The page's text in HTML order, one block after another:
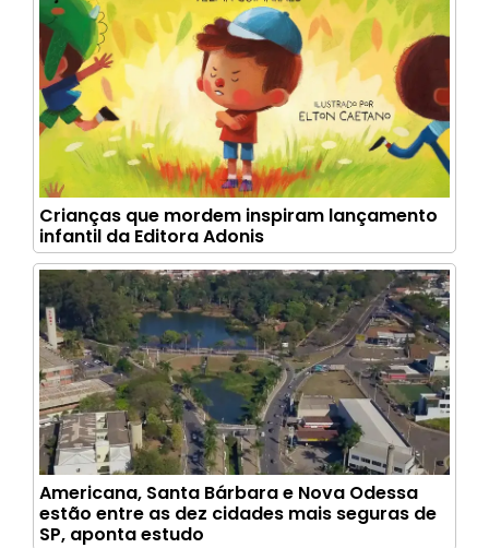
Crianças que mordem inspiram lançamento
infantil da Editora Adonis
Americana, Santa Bárbara e Nova Odessa
estão entre as dez cidades mais seguras de
SP, aponta estudo